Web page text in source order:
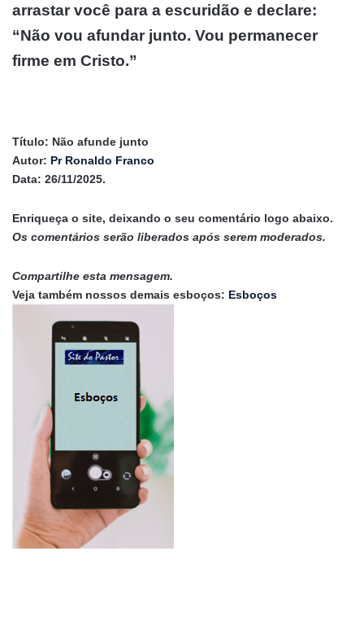
arrastar você para a escuridão e declare:
“Não vou afundar junto. Vou permanecer
firme em Cristo.”
Título: Não afunde junto
Autor: Pr Ronaldo Franco
Data: 26/11/2025.
Enriqueça o site, deixando o seu comentário logo abaixo.
Os comentários serão liberados após serem moderados.
Compartilhe esta mensagem.
Veja também nossos demais esboços: Esboços